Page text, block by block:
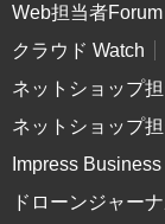
Web担当者Forum
クラウド Watch
ネットショップ
ネットショップ
Impress
ドローンジャー